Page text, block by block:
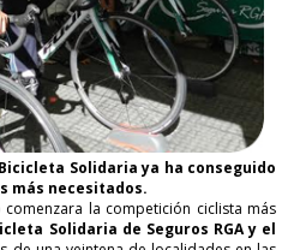
Solidaria ya ha conseguido
más necesitados.
la competición ciclista más
Solidaria de Seguros RGA y el